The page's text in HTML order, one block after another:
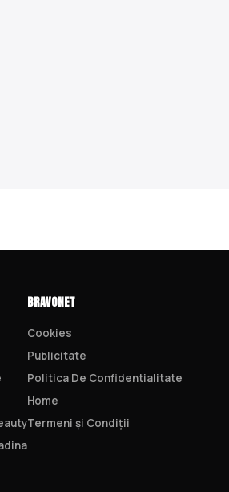
BRAVONET
Cookies
Publicitate
Politica De Confidentialitate
Home
Termeni și Condiții